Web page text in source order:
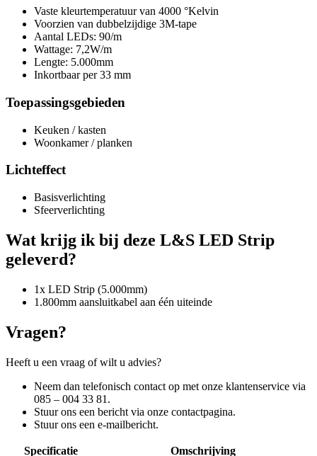
Vaste kleurtemperatuur van 4000 °Kelvin
Voorzien van dubbelzijdige 3M-tape
Aantal LEDs: 90/m
Wattage: 7,2W/m
Lengte: 5.000mm
Inkortbaar per 33 mm
Toepassingsgebieden
Keuken / kasten
Woonkamer / planken
Lichteffect
Basisverlichting
Sfeerverlichting
Wat krijg ik bij deze L&S LED Strip
geleverd?
1x LED Strip (5.000mm)
1.800mm aansluitkabel aan één uiteinde
Vragen?
Heeft u een vraag of wilt u advies?
Neem dan telefonisch contact op met onze klantenservice via
085 – 004 33 81.
Stuur ons een bericht via onze contactpagina.
Stuur ons een e-mailbericht.
Specificatie Omschrijving